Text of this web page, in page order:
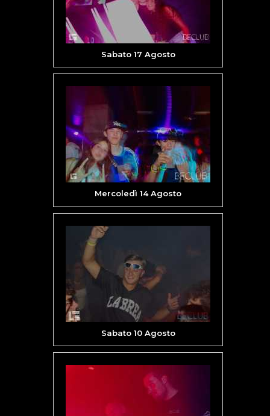
Sabato 17 Agosto
Mercoledì 14 Agosto
Sabato 10 Agosto